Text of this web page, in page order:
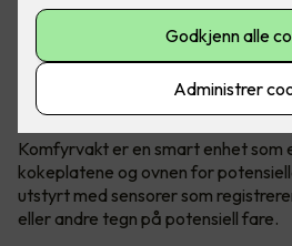
varmt, er det viktig å ha en hjelper
komfyrvakt mKomfy® Wally 25R -
Hva er en
Komfyrvakt er en smart enhet
kokeplatene og ovnen for
utstyrt med sensorer som
eller andre tegn på potensiell fare.